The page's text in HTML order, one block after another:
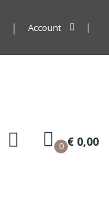
Account
0 € 0,00